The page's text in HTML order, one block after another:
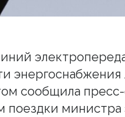
сообщила
поездки министра